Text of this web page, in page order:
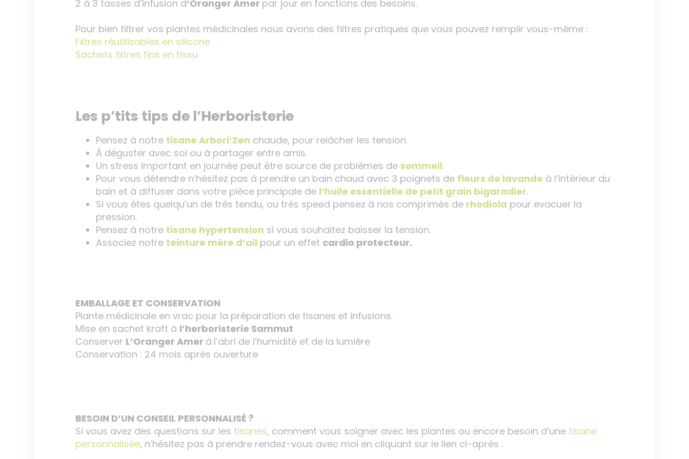
2 à 3 tasses d’infusion d‘Oranger Amer par jour en fonctions des besoins.
Pour bien filtrer vos plantes médicinales nous avons des filtres pratiques que vous pouvez remplir vous-même :
Filtres réutilisables en silicone
Sachets filtres fins en tissu
Les p’tits tips de l’Herboristerie
Pensez à notre tisane Arbori’Zen chaude, pour relâcher les tension.
À déguster avec soi ou à partager entre amis.
Un stress important en journée peut être source de problèmes de sommeil.
Pour vous détendre n’hésitez pas à prendre un bain chaud avec 3 poignets de fleurs de lavande à l’intérieur du
bain et à diffuser dans votre pièce principale de l’huile essentielle de petit grain bigaradier.
Si vous êtes quelqu’un de très tendu, ou très speed pensez à nos comprimés de rhodiola pour evacuer la
pression.
Pensez à notre tisane hypertension si vous souhaitez baisser la tension.
Associez notre teinture mère d’ail pour un effet cardio protecteur.
EMBALLAGE ET CONSERVATION
Plante médicinale en vrac pour la préparation de tisanes et infusions.
Mise en sachet kraft à l’herboristerie Sammut
Conserver L’Oranger Amer à l’abri de l’humidité et de la lumière
Conservation : 24 mois après ouverture
BESOIN D’UN CONSEIL PERSONNALISÉ ?
Si vous avez des questions sur les tisanes, comment vous soigner avec les plantes ou encore besoin d’une tisane
personnalisée, n’hésitez pas à prendre rendez-vous avec moi en cliquant sur le lien ci-après :